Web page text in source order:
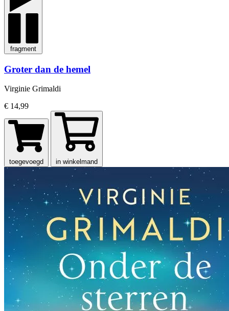
fragment
Groter dan de hemel
Virginie Grimaldi
€ 14,99
toegevoegd in winkelmand